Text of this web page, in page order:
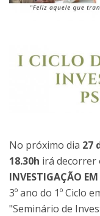
No próximo dia 27
18.30h irá decorrer
INVESTIGAÇÃO
3º ano do 1º Ciclo
"Seminário de